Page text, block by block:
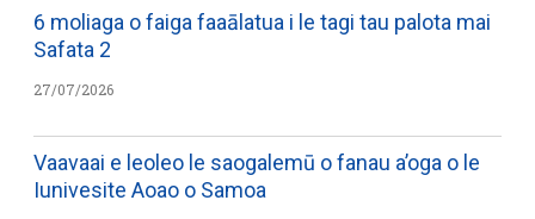
6 moliaga o faiga faaālatua i le tagi tau palota mai
Safata 2
27/07/2026
Vaavaai e leoleo le saogalemū o fanau a’oga o le
Iunivesite Aoao o Samoa